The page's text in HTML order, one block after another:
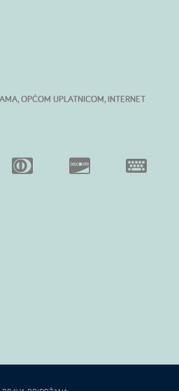
OPĆOM UPLATNICOM, INTERNET